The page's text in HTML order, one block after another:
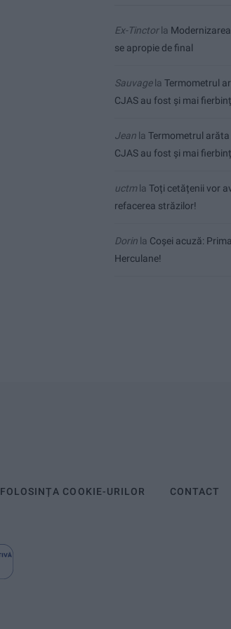
Ex-Tinctorla
se apropie de final
Sauvagela Termometrul
CJAS au fost și mai
Jean la Termometrul arăta
CJAS au fost și mai
uctmla Toți cetățenii vor
refacerea străzilor!
Dorin la Coșei acuză:
Herculane!
FOLOSINȚA COOKIE-URILOR CONTACT